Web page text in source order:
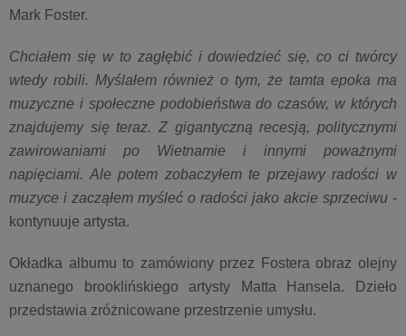
Mark Foster.
Chciałem się w to zagłębić i dowiedzieć się, co ci twórcy
wtedy robili. Myślałem również o tym, że tamta epoka ma
muzyczne i społeczne podobieństwa do czasów, w których
znajdujemy się teraz. Z gigantyczną recesją, politycznymi
zawirowaniami po Wietnamie i innymi poważnymi
napięciami. Ale potem zobaczyłem te przejawy radości w
muzyce i zacząłem myśleć o radości jako akcie sprzeciwu -
kontynuuje artysta.
Okładka albumu to zamówiony przez Fostera obraz olejny
uznanego brooklińskiego artysty Matta Hansela. Dzieło
przedstawia zróżnicowane przestrzenie umysłu.